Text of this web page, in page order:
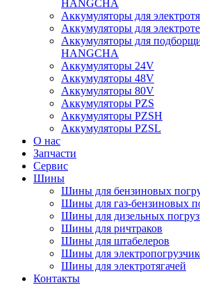
HANGCHA
Аккумуляторы для
Аккумуляторы для
Аккумуляторы для
HANGCHA
Аккумуляторы 24V
Аккумуляторы 48V
Аккумуляторы 80V
Аккумуляторы PZS
Аккумуляторы PZSH
Аккумуляторы PZSL
О нас
Запчасти
Сервис
Шины
Шины для бензиновых
Шины для газ-бензиновых
Шины для дизельных
Шины для ричтраков
Шины для штабелеров
Шины для
Шины для электротягачей
Контакты